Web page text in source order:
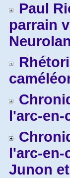
Paul
parrain
l'arc-en-
l'arc-en-
Junon